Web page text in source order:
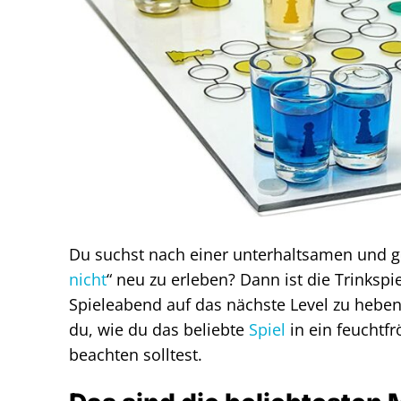
Du suchst nach einer unterhaltsamen und
nicht“ neu zu erleben? Dann ist die
Spieleabend auf das nächste Level zu
du, wie du das beliebte Spiel in ein
beachten solltest.